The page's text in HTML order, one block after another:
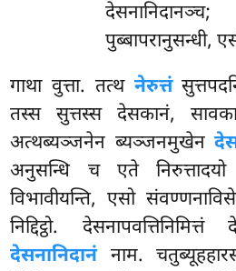
देसनानिदानञ्च;
पुब्बापरानुसन्धी,
गाथा वुत्ता. तत्थ नेरुत्तं
तस्स सुत्तस्स देसकानं,
अत्थब्यञ्जनेन ब्यञ्जनमुखेन
अनुसन्धि च एते
विभावीयन्ति, एसो
निद्दिट्ठो.
देसनानिदानंनाम.